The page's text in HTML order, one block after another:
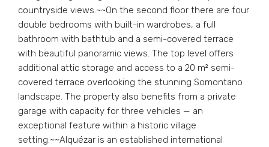
countryside views.~~On the second floor there are four
double bedrooms with built-in wardrobes, a full
bathroom with bathtub and a semi-covered terrace
with beautiful panoramic views. The top level offers
additional attic storage and access to a 20 m² semi-
covered terrace overlooking the stunning Somontano
landscape. The property also benefits from a private
garage with capacity for three vehicles — an
exceptional feature within a historic village
setting.~~Alquézar is an established international